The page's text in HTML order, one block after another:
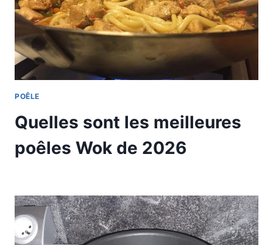
POÊLE
Quelles sont les meilleures
poêles Wok de 2026